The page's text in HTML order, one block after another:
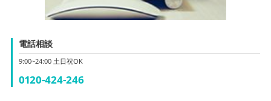
電話相談
9:00~24:00 土日祝OK
0120-424-246